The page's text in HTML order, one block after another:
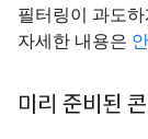
필터링이 과도
자세한 내용은
미리 준비된